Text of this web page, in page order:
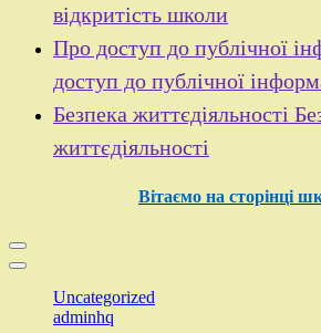
відкритість школи
Про доступ до публічної
доступ до публічної
Безпека життєдіяльності
життєдіяльності
Вітаємо на сторінці
Uncategorized
adminhq